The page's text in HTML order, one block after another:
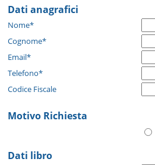
Dati anagrafici
Nome*
Cognome*
Email*
Telefono*
Codice Fiscale
Motivo Richiesta
Dati libro